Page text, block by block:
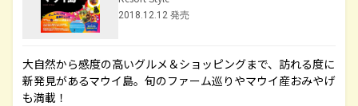
2018.12.12 発売
大自然から感度の高いグルメ＆ショッピングまで、訪れる度に
新発見があるマウイ島。旬のファーム巡りやマウイ産おみやげ
も満載！